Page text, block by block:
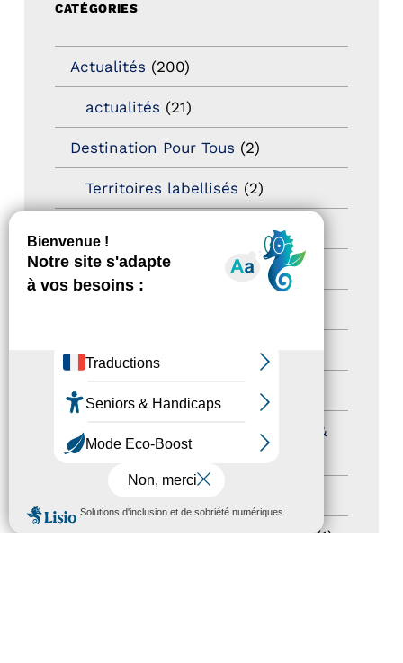
MENU
CATÉGORIES
Actualités (200)
actualités (21)
Destination Pour Tous (2)
Territoires labellisés (2)
Newsletter pro
(41)
Journées nationales Tourisme &
Handicap(5)
(1)